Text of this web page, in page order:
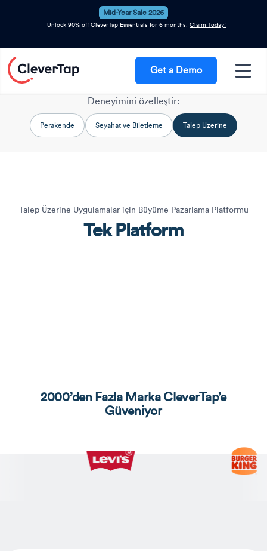
Mid-Year Sale 2026
Unlock 90% off CleverTap Essentials for 6 months. Claim Today!
Get a Demo
Deneyimini özelleştir:
Perakende Seyahat ve Biletleme Talep Üzerine
Talep Üzerine Uygulamalar için Büyüme Pazarlama Platformu
Tek Platform
2000’den Fazla Marka CleverTap’e
Güveniyor